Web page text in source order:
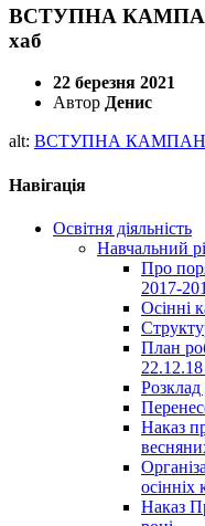
ВСТУПНА
хаб
22 березня 2021
Автор Денис
alt: ВСТУПНА КАМПАНІЯ
Навігація
Освітня діяльність
Навчальний
Про
2017-
Осінні
План
Розклад
Наказ
осінніх
Наказ